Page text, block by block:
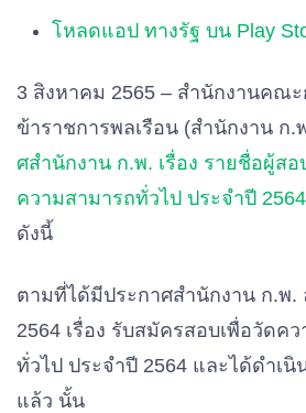
โหลดแอป ทางรัฐ บน Play
3 สิงหาคม 2565 – สำนักงานคณะ
ข้าราชการพลเรือน (สำนักงาน ก.
ศสํานักงาน ก.พ. เรื่อง รายชื่อผู้ส
ความสามารถทั่วไป ประจําปี 2564
ดังนี้
ตามที่ได้มีประกาศสํานักงาน ก.พ.
2564 เรื่อง รับสมัครสอบเพื่อวัดคว
ทั่วไป ประจําปี 2564 และได้ดําเนิ
แล้ว นั้น